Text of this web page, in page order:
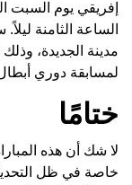
الساعة الثامنة
مدينة الجديدة،
لمسابقة دوري أبطال
ختامًا
لا شك أن هذه
خاصة في ظل